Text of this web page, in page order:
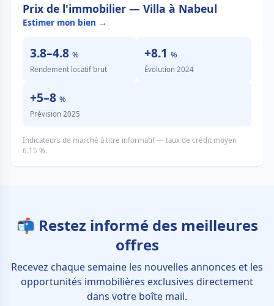
Prix de l'immobilier — Villa à Nabeul
Estimer mon bien →
3.8–4.8 %
Rendement locatif brut
+8.1 %
Évolution 2024
+5–8 %
Prévision 2025
Indicateurs de marché à titre informatif — taux de crédit moyen
6.15 %.
📬 Restez informé des meilleures
offres
Recevez chaque semaine les nouvelles annonces et les
opportunités immobilières exclusives directement
dans votre boîte mail.